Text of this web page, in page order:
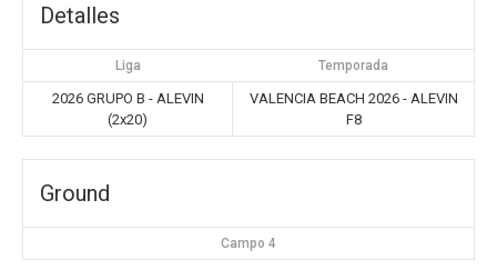
Detalles
Liga Temporada
2026 GRUPO B - ALEVIN
(2x20)
VALENCIA BEACH 2026 - ALEVIN
F8
Ground
Campo 4